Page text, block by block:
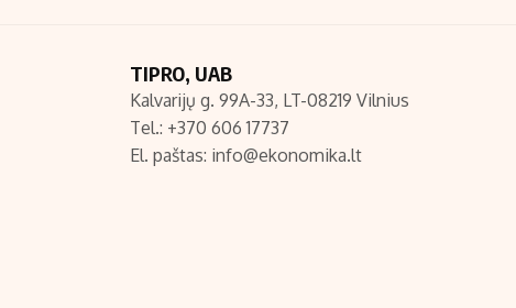
TIPRO, UAB
Kalvarijų g. 99A-33, LT-08219 Vilnius
Tel.: +370 606 17737
El. paštas: info@ekonomika.lt